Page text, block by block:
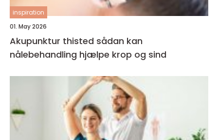
inspiration
01. May 2026
Akupunktur thisted sådan kan
nålebehandling hjælpe krop og sind